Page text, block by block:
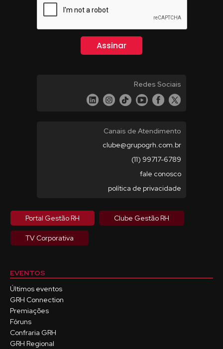
Redes Sociais
Canais de Atendimento
clube@grupogrh.com.br
(11) 99717-6789
fale conosco
política de privacidade
Portal Gestão RH Clube Gestão RH
TV Corporativa
EVENTOS
Últimos eventos
GRH Connection
Premiações
Fóruns
Confraria GRH
GRH Regional